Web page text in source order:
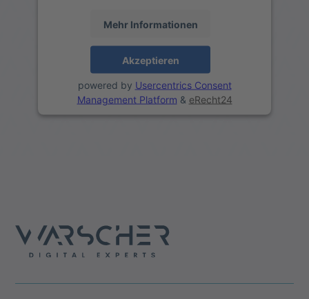
Mehr Informationen
Akzeptieren
powered by Usercentrics Consent
Management Platform & eRecht24